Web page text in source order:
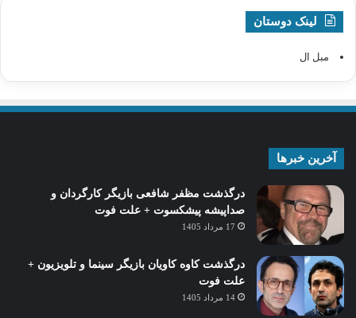
لینک دوستان
مبل ال
آخرین خبرها
درگذشت مظفر شافعی بازیگر کارگردان و
صداپیشه پیشکسوت + علت فوت
17 مرداد 1405
درگذشت کاوه کاویان بازیگر سینما و تلویزیون +
علت فوت
14 مرداد 1405